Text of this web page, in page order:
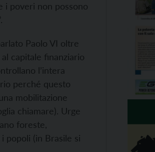
i poveri non possono
Paolo VI oltre
capitale finanziario
l’intera
perché questo
mobilitazione
chiamare). Urge
foreste,
popoli (in Brasile si